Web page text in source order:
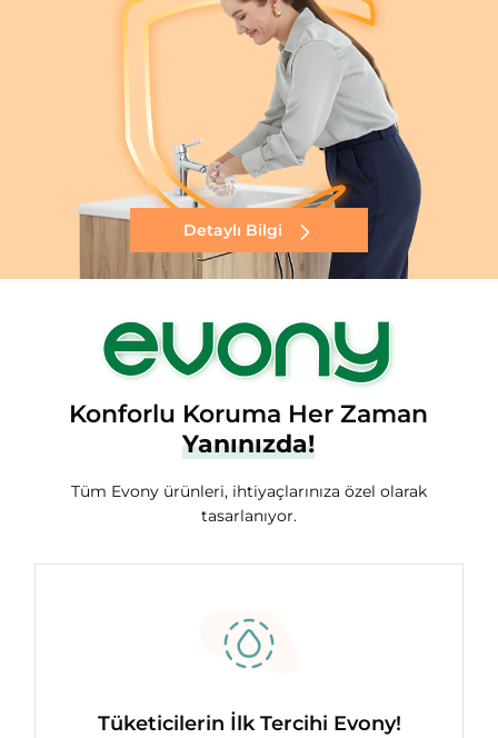
Detaylı Bilgi
Konforlu Koruma Her Zaman
Yanınızda!
Tüm Evony ürünleri, ihtiyaçlarınıza özel olarak
tasarlanıyor.
Tüketicilerin İlk Tercihi Evony!